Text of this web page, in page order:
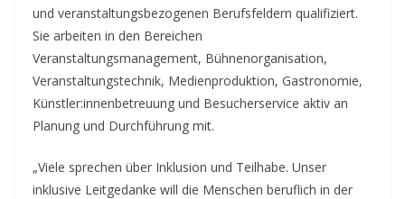
und veranstaltungsbezogenen Berufsfeldern qualifiziert.
Sie arbeiten in den Bereichen
Veranstaltungsmanagement, Bühnenorganisation,
Veranstaltungstechnik, Medienproduktion, Gastronomie,
Künstler:innenbetreuung und Besucherservice aktiv an
Planung und Durchführung mit.
„Viele sprechen über Inklusion und Teilhabe. Unser
inklusive Leitgedanke will die Menschen beruflich in der